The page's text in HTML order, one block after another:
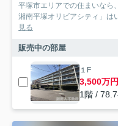
平塚市エリアでの住まいなら
湘南平塚オリビアシティ」は
見る
販売中の部屋
１F
3,500万円
1階 /